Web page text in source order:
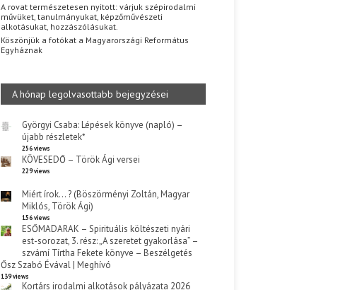
A rovat természetesen nyitott: várjuk szépirodalmi
művüket, tanulmányukat, képzőművészeti
alkotásukat, hozzászólásukat.
Köszönjük a fotókat a Magyarországi Református
Egyháznak
A hónap legolvasottabb bejegyzései
Györgyi Csaba: Lépések könyve (napló) –
újabb részletek*
256 views
KÖVESEDŐ – Török Ági versei
229 views
Miért írok… ? (Böszörményi Zoltán, Magyar
Miklós, Török Ági)
156 views
ESŐMADARAK – Spirituális költészeti nyári
est-sorozat, 3. rész: „A szeretet gyakorlása” –
szvámí Tírtha Fekete könyve – Beszélgetés
Ősz Szabó Évával | Meghívó
139 views
Kortárs irodalmi alkotások pályázata 2026